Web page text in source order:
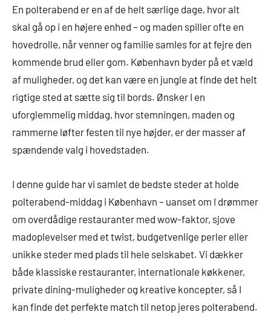
En polterabend er en af de helt særlige dage, hvor alt
skal gå op i en højere enhed – og maden spiller ofte en
hovedrolle, når venner og familie samles for at fejre den
kommende brud eller gom. København byder på et væld
af muligheder, og det kan være en jungle at finde det helt
rigtige sted at sætte sig til bords. Ønsker I en
uforglemmelig middag, hvor stemningen, maden og
rammerne løfter festen til nye højder, er der masser af
spændende valg i hovedstaden.
I denne guide har vi samlet de bedste steder at holde
polterabend-middag i København – uanset om I drømmer
om overdådige restauranter med wow-faktor, sjove
madoplevelser med et twist, budgetvenlige perler eller
unikke steder med plads til hele selskabet. Vi dækker
både klassiske restauranter, internationale køkkener,
private dining-muligheder og kreative koncepter, så I
kan finde det perfekte match til netop jeres polterabend.